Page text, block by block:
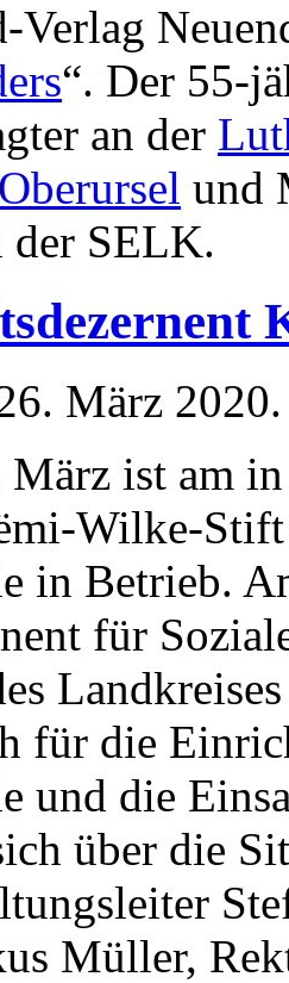
“. Der 55-
an der
und
der SELK.
März 2020.
März ist am
Wilke-
in Betrieb.
für
für die
und die
über die
Müller,